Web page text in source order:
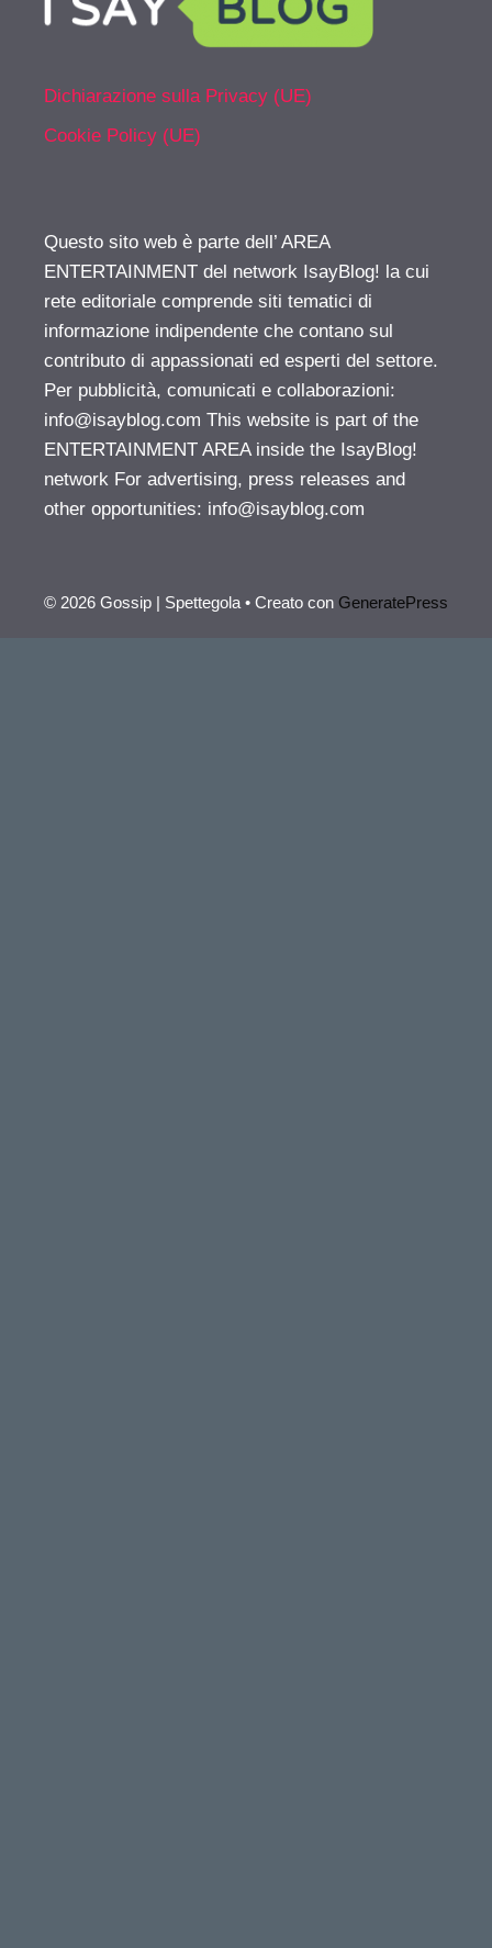
Dichiarazione sulla Privacy (UE)
Cookie Policy (UE)
Questo sito web è parte dell’ AREA
ENTERTAINMENT del network IsayBlog! la cui
rete editoriale comprende siti tematici di
informazione indipendente che contano sul
contributo di appassionati ed esperti del settore.
Per pubblicità, comunicati e collaborazioni:
info@isayblog.com This website is part of the
ENTERTAINMENT AREA inside the IsayBlog!
network For advertising, press releases and
other opportunities: info@isayblog.com
© 2026 Gossip | Spettegola • Creato con GeneratePress